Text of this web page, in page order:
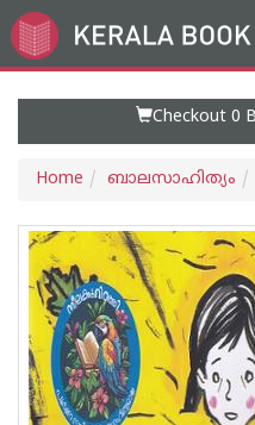
Go
to
Checkout 0
Home ബാലസാഹിത്യം